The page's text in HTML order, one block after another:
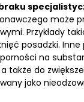
może
Przykłady
posadzki.
na
także do
jako